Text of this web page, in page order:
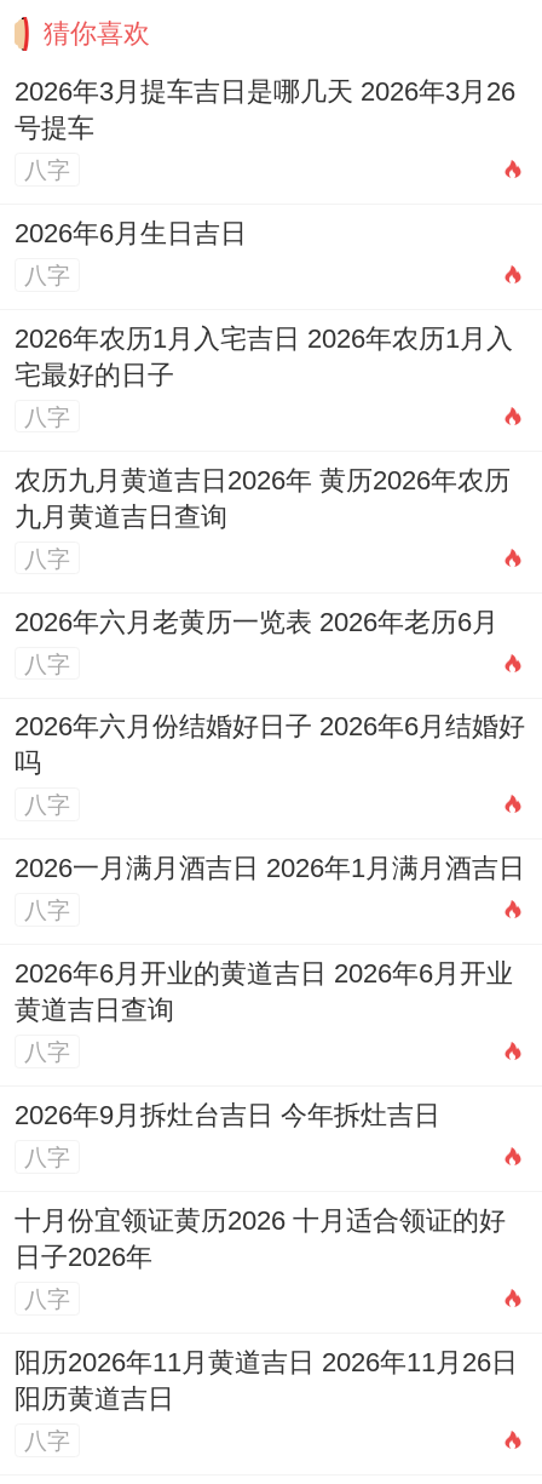
猜你喜欢
2026年3月提车吉日是哪几天 2026年3月26
号提车
八字
2026年6月生日吉日
八字
2026年农历1月入宅吉日 2026年农历1月入
宅最好的日子
八字
农历九月黄道吉日2026年 黄历2026年农历
九月黄道吉日查询
八字
2026年六月老黄历一览表 2026年老历6月
八字
2026年六月份结婚好日子 2026年6月结婚好
吗
八字
2026一月满月酒吉日 2026年1月满月酒吉日
八字
2026年6月开业的黄道吉日 2026年6月开业
黄道吉日查询
八字
2026年9月拆灶台吉日 今年拆灶吉日
八字
十月份宜领证黄历2026 十月适合领证的好
日子2026年
八字
阳历2026年11月黄道吉日 2026年11月26日
阳历黄道吉日
八字